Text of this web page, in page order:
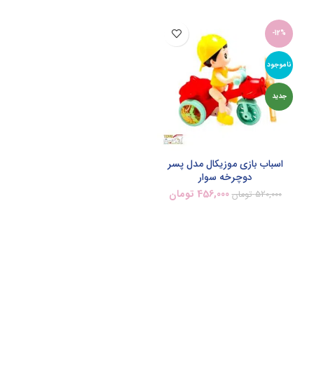
-12%
ناموجود
جدید
اسباب بازی موزیکال مدل پسر
دوچرخه سوار
520,000 تومان 456,000 تومان